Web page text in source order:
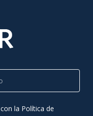
la Política de